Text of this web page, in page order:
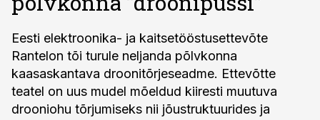
Eesti elektroonika- ja kaitsetööstusettevõte
Rantelon tõi turule neljanda põlvkonna
kaasaskantava droonitõrjeseadme. Ettevõtte
teatel on uus mudel mõeldud kiiresti muutuva
drooniohu tõrjumiseks nii jõustruktuurides ja